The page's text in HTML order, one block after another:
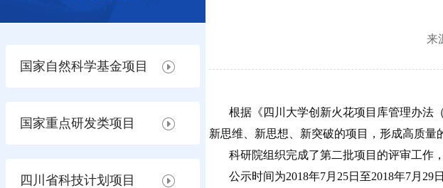
国家自然科学基金项目
国家重点研发类项目
四川省科技计划项目
来
根据《四川大学创新火花项目库管理办法
新思维、新思想、新突破的项目，形成高质量
科研院组织完成了第二批项目的评审工作
公示时间为2018年7月 25日至2018年7月 29